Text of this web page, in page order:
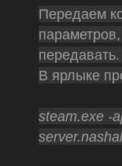
Передаем
В ярлыке
steam.exe -